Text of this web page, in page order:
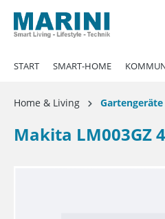
Zur Hauptnavigation
START SMART-HOME
Home & Living Gartengeräte
Makita LM003GZ